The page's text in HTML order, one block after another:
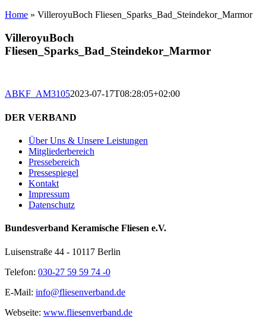
Home » VilleroyuBoch Fliesen_Sparks_Bad_Steindekor_Marmor
VilleroyuBoch
Fliesen_Sparks_Bad_Steindekor_Marmor
ABKF_AM31052023-07-17T08:28:05+02:00
DER VERBAND
Über Uns & Unsere Leistungen
Mitgliederbereich
Pressebereich
Pressespiegel
Kontakt
Impressum
Datenschutz
Bundesverband Keramische Fliesen e.V.
Luisenstraße 44 - 10117 Berlin
Telefon: 030-27 59 59 74 -0
E-Mail: info@fliesenverband.de
Webseite: www.fliesenverband.de